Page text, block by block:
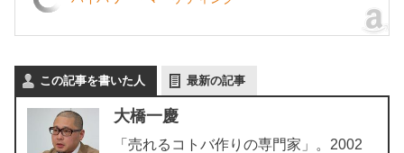
この記事を書いた人 最新の記事
大橋一慶
「売れるコトバ作りの専門家」。2002